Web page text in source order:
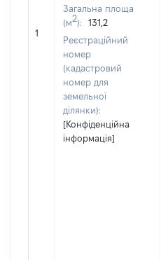
1
Загальна площа
(м2):
131,2
Реєстраційний
номер
(кадастровий
номер для
земельної
ділянки):
[Конфіденційна
інформація]